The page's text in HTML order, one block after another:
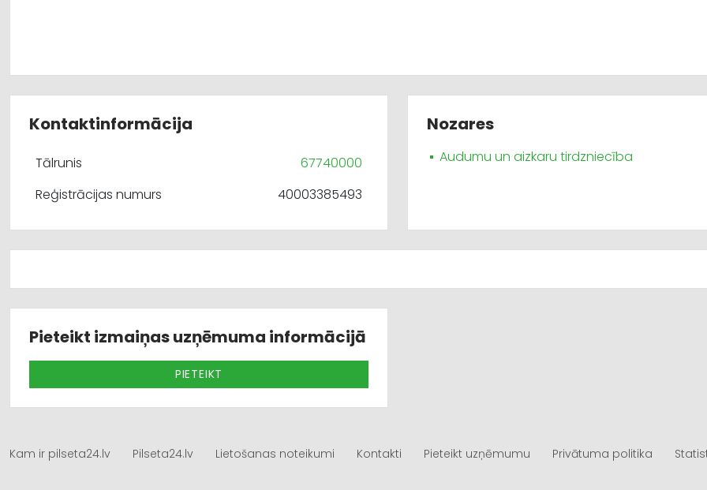
Kontaktinformācija
Tālrunis
67740000
Reģistrācijas numurs
40003385493
Nozares
Audumu un aizkaru tirdzniecība
Pieteikt izmaiņas uzņēmuma informācijā
PIETEIKT
Kam ir pilseta24.lv Pilseta24.lv Lietošanas noteikumi Kontakti Pieteikt uzņēmumu Privātuma politika